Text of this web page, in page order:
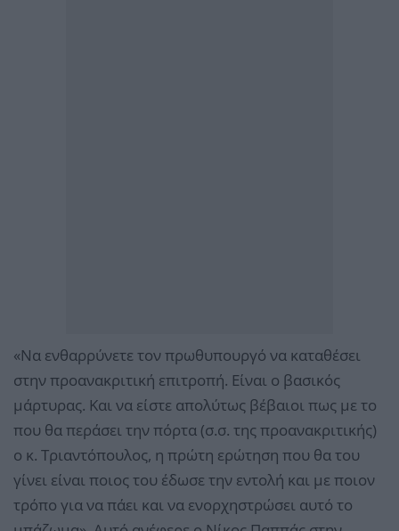
«Να ενθαρρύνετε τον πρωθυπουργό να καταθέσει
στην προανακριτική επιτροπή. Είναι ο βασικός
μάρτυρας. Και να είστε απολύτως βέβαιοι πως με το
που θα περάσει την πόρτα (σ.σ. της προανακριτικής)
ο κ. Τριαντόπουλος, η πρώτη ερώτηση που θα του
γίνει είναι ποιος του έδωσε την εντολή και με ποιον
τρόπο για να πάει και να ενορχηστρώσει αυτό το